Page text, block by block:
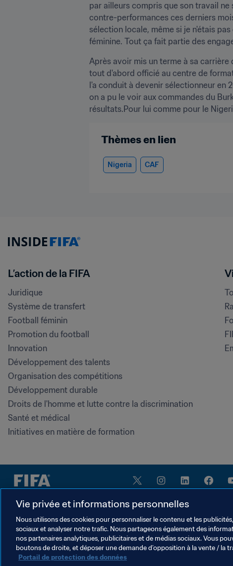
par ailleurs compris que son travail
contre-performances ces derniers
sélection locale, même si je n'étais
féminine. Tout ça fait partie des
Après avoir mis un terme à sa carrière
tout d'abord officié au centre de
l'a conduit à devenir sélectionneur en
on a pu le voir aux commandes du
résultats.Pour lui comme pour le
Thèmes en lien
Nigeria CAF
L’action de la FIFA
Juridique
Système de transfert
Football féminin
Promotion du football
Innovation
Développement des talents
Organisation des compétitions
Développement durable
Droits de l'homme et lutte contre la discrimination
Santé et médical
Initiatives en matière de formation
CONDITIONS D'UTILISATIONPORTAIL DE LA FIFA SUR LA PROTECTION DES
Cookie Settings
Vie privée et informations personnelles
Nous utilisons des cookies pour personnaliser le contenu et les
sociaux et analyser notre trafic. Nous partageons également des
nos partenaires analytiques, publicitaires et de médias sociaux. Vous
boutons de droite, et déposer une demande d’opposition à la vente / la
Portail de protection des données